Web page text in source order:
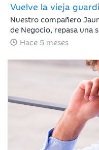
Vuelve la vieja
Nuestro compañero
de Negocio, repasa una
sectorial. Los inversores
el foco en el software, y
infraestructura o
Hace 5 meses